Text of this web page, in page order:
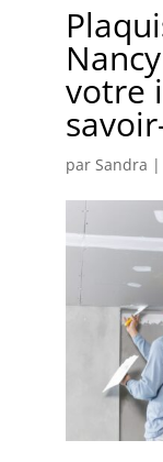
votre
par Sandra |